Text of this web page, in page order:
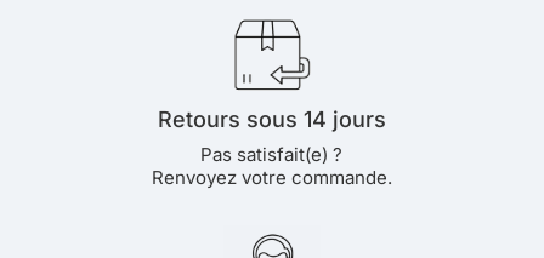
Retours sous 14 jours
Pas satisfait(e) ?
Renvoyez votre commande.